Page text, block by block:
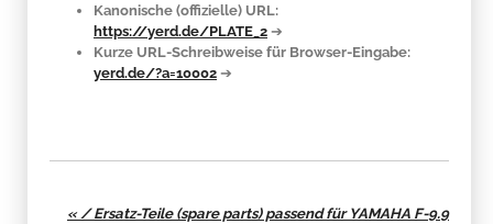
Kanonische (offizielle) URL:
https://yerd.de/PLATE_2 ➔
Kurze URL-Schreibweise für Browser-Eingabe:
yerd.de/?a=10002 ➔
« / Ersatz-Teile (spare parts) passend für YAMAHA F-9.9